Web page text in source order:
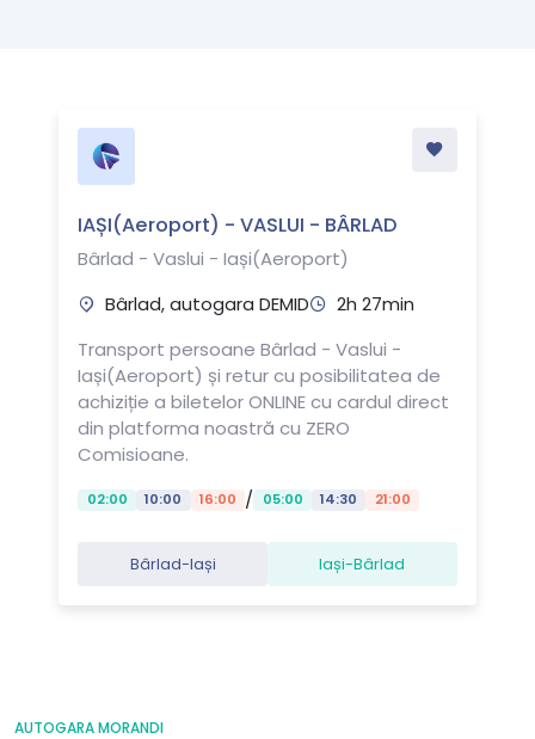
AUTOGARA MORANDI
IAȘI(Aeroport) - VASLUI - BÂRLAD
Bârlad - Vaslui - Iași(Aeroport)
Bârlad, autogara DEMID
2h 27min
Transport persoane Bârlad - Vaslui -
Iași(Aeroport) și retur cu posibilitatea de
achiziție a biletelor ONLINE cu cardul direct
din platforma noastră cu ZERO
Comisioane.
02:00 10:00 16:00 / 05:00 14:30 21:00
Bârlad-Iași Iași-Bârlad